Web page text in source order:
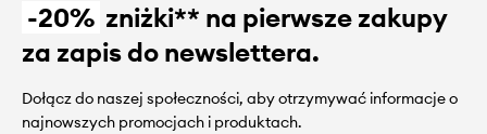
-20% zniżki** na pierwsze zakupy
za zapis do newslettera.
Dołącz do naszej społeczności, aby otrzymywać informacje o
najnowszych promocjach i produktach.